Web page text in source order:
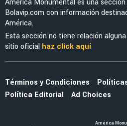
NOTICIAS
Antonio Mohamed advirtió
MX sobre la MLS